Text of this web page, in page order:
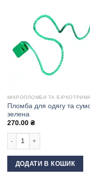
МІКРОПЛОМБИ ТА
Пломба для одягу та
зелена
270.00 ₴
Пломба для одягу та сумок
ДОДАТИ В КОШИК